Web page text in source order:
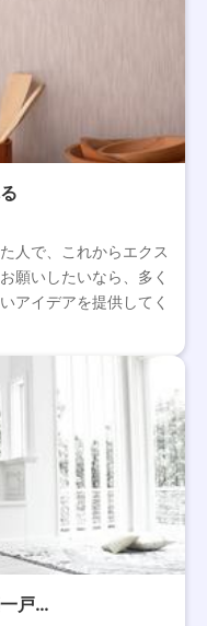
人で、これからエクス
願いしたいなら、多く
アイデアを提供してく
戸…